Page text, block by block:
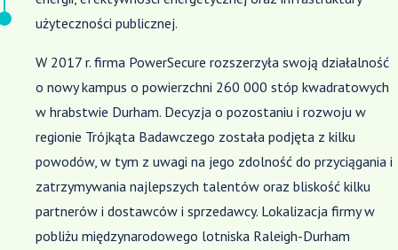
użyteczności publicznej.
W 2017 r. firma PowerSecure rozszerzyła swoją działalność
o nowy kampus o powierzchni 260 000 stóp kwadratowych
w hrabstwie Durham. Decyzja o pozostaniu i rozwoju w
regionie Trójkąta Badawczego została podjęta z kilku
powodów, w tym z uwagi na jego zdolność do przyciągania i
zatrzymywania najlepszych talentów oraz bliskość kilku
partnerów i dostawców i sprzedawcy. Lokalizacja firmy w
pobliżu międzynarodowego lotniska Raleigh-Durham